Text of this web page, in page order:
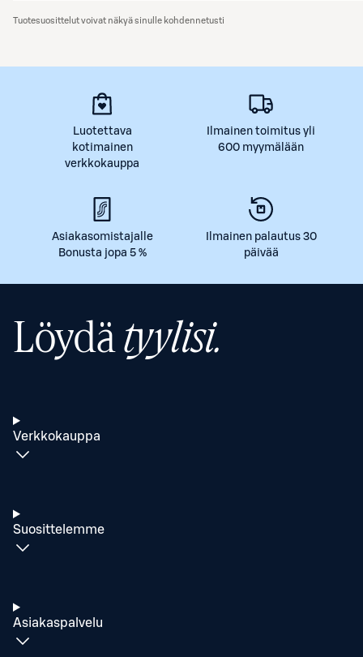
Tuotesuosittelut voivat näkyä sinulle kohdennetusti
Luotettava
kotimainen
verkkokauppa
Ilmainen toimitus yli
600 myymälään
Asiakasomistajalle
Bonusta jopa 5 %
Ilmainen palautus 30
päivää
Löydätyylisi.
Verkkokauppa
Suosittelemme
Asiakaspalvelu